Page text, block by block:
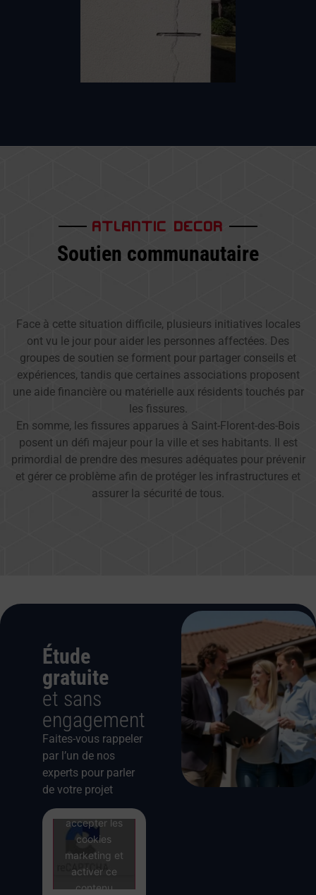
ATLANTIC DECOR
Soutien communautaire
Face à cette situation difficile, plusieurs initiatives locales
ont vu le jour pour aider les personnes affectées. Des
groupes de soutien se forment pour partager conseils et
expériences, tandis que certaines associations proposent
une aide financière ou matérielle aux résidents touchés par
les fissures.
En somme, les fissures apparues à Saint-Florent-des-Bois
posent un défi majeur pour la ville et ses habitants. Il est
primordial de prendre des mesures adéquates pour prévenir
et gérer ce problème afin de protéger les infrastructures et
assurer la sécurité de tous.
Étude
gratuite
et sans
engagement
Faites-vous rappeler
par l’un de nos
experts pour parler
de votre projet
Cliquez pour
accepter les
cookies
marketing et
activer ce
contenu